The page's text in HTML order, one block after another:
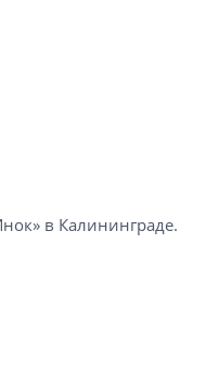
в Калининграде​.